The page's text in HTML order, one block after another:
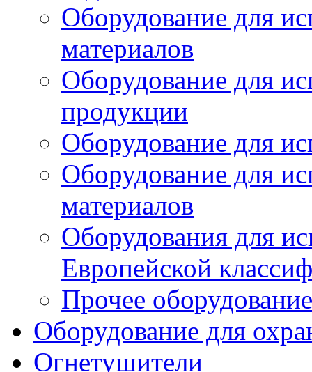
Оборудование для
материалов
Оборудование для
продукции
Оборудование для
Оборудование для
материалов
Оборудования для
Европейской
Прочее оборудование
Оборудование для
Огнетушители